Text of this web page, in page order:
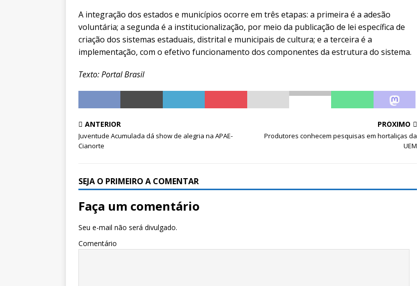
A integração dos estados e municípios ocorre em três etapas: a primeira é a adesão
voluntária; a segunda é a institucionalização, por meio da publicação de lei específica de
criação dos sistemas estaduais, distrital e municipais de cultura; e a terceira é a
implementação, com o efetivo funcionamento dos componentes da estrutura do sistema.
Texto: Portal Brasil
ANTERIOR
Juventude Acumulada dá show de alegria na APAE-
Cianorte
PRÓXIMO
Produtores conhecem pesquisas em hortaliças da
UEM
SEJA O PRIMEIRO A COMENTAR
Faça um comentário
Seu e-mail não será divulgado.
Comentário